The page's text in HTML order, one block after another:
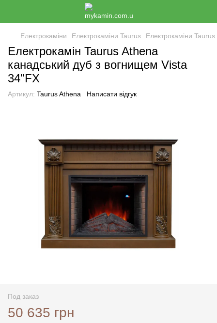
Електрокаміни Електрокаміни Taurus Електрокаміни
Електрокамін Taurus Athena
канадський дуб з вогнищем Vista
34"FX
Артикул: Taurus Athena Написати відгук
Под заказ
50 635 грн